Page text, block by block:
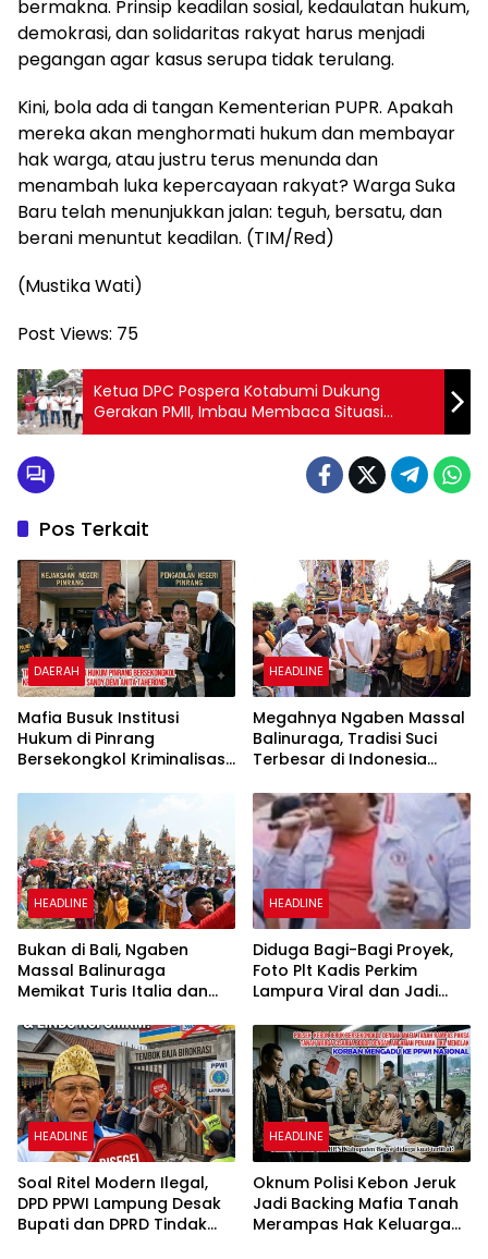
bermakna. Prinsip keadilan sosial, kedaulatan hukum,
demokrasi, dan solidaritas rakyat harus menjadi
pegangan agar kasus serupa tidak terulang.
Kini, bola ada di tangan Kementerian PUPR. Apakah
mereka akan menghormati hukum dan membayar
hak warga, atau justru terus menunda dan
menambah luka kepercayaan rakyat? Warga Suka
Baru telah menunjukkan jalan: teguh, bersatu, dan
berani menuntut keadilan. (TIM/Red)
(Mustika Wati)
Post Views: 75
Ketua DPC Pospera Kotabumi Dukung
Gerakan PMII, Imbau Membaca Situasi
Keamanan
Pos Terkait
DAERAH
Mafia Busuk Institusi
Hukum di Pinrang
Bersekongkol Kriminalisasi
HEADLINE
Megahnya Ngaben Massal
Balinuraga, Tradisi Suci
Terbesar di Indonesia
dan Merekatkan Ikatan
Keluarga
HEADLINE
Bukan di Bali, Ngaben
Massal Balinuraga
Memikat Turis Italia dan
HEADLINE
Diduga Bagi-Bagi Proyek,
Foto Plt Kadis Perkim
Lampura Viral dan Jadi
Netizen
HEADLINE
Soal Ritel Modern Ilegal,
DPD PPWI Lampung Desak
Bupati dan DPRD Tindak
HEADLINE
Oknum Polisi Kebon Jeruk
Jadi Backing Mafia Tanah
Merampas Hak Keluarga